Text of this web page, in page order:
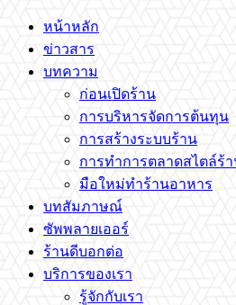
หน้าหลัก
ข่าวสาร
บทความ
ก่อนเปิดร้าน
การบริหารจัดการต้นทุน
การสร้างระบบร้าน
การทำการตลาดสไตล์ร้
มือใหม่ทำร้านอาหาร
บทสัมภาษณ์
ซัพพลายเออร์
ร้านดีบอกต่อ
บริการของเรา
รู้จักกับเรา